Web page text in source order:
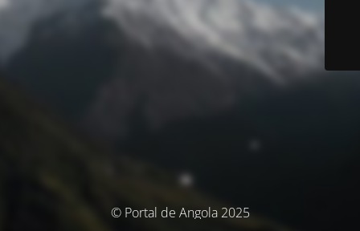
© Portal de Angola 2025